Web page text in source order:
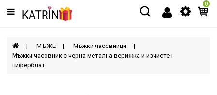
Категории
МЪЖЕ
ЖЕНИ
0
МЪЖЕ
Мъжки часовници
Мъжки часовник с черна метална верижка и изчистен
циферблат